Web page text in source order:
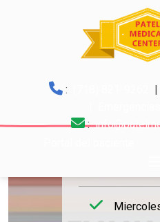
:
:
Horario de
Lunes :
Vacunas contra